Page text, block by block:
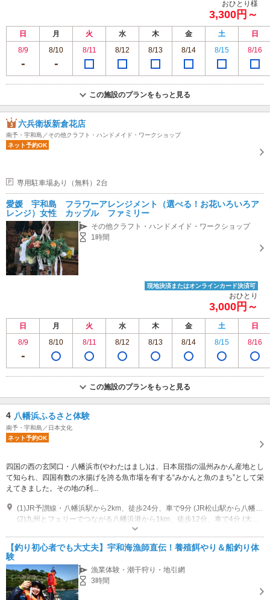
おひとり様
3,300円～
日 月 火 水 木 金 土
日
8/9
8/10 8/11 8/12 8/13 8/14 8/15 8/16
この施設のプランをもっと見る
六兵衛坂新倉花店
南予・宇和島／その他クラフト・ハンドメイド・ワークショップ
ネット予約OK
専用駐車場あり（無料）2台
愛媛 宇和島 フラワーアレンジメント（選べる！お花いろいろア
レンジ）女性 カップル ファミリー
その他クラフト・ハンドメイド・ワークショップ
1時間
現地決済またはオンラインカード決済可
おひとり
3,000円～
日 月 火 水 木 金 土
日
8/9
8/10 8/11 8/12 8/13 8/14 8/15 8/16
この施設のプランをもっと見る
4 八幡浜ふるさと体験
南予・宇和島／日本文化
ネット予約OK
四国の西の玄関口・八幡浜市(やわたはまし)は、日本屈指の温州みかん産地とし
て知られ、四国有数の水揚げを誇る魚市場を有する“みかんと魚のまち”として栄
えてきました。その地の利...
(1)JR予讃線・八幡浜駅から2km、徒歩24分、車で9分 (JR松山駅から八幡浜駅まで特急で約50分)
営業時間：平日…8時30分～17時15分 土日祝日…定休日
【釣り初心者でも大丈夫】宇和海漁師直伝！養殖餌やり＆船釣り体
験
漁業体験・潮干狩り・地引網
3時間